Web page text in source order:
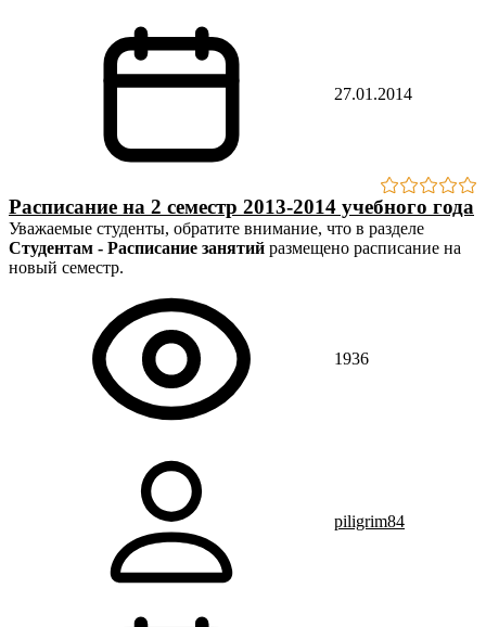
27.01.2014
Расписание на 2 семестр 2013-2014 учебного года
Уважаемые студенты, обратите внимание, что в разделе
Студентам - Расписание занятий размещено расписание на
новый семестр.
1936
piligrim84